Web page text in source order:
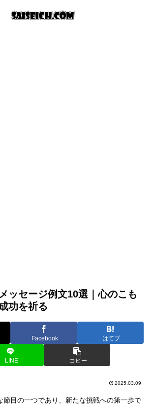
ッセージ例文10選｜心のこも
功を祈る
Facebook はてブ
LINE コピー
2025.03.09
節目の一つであり、新たな挑戦への第一歩で